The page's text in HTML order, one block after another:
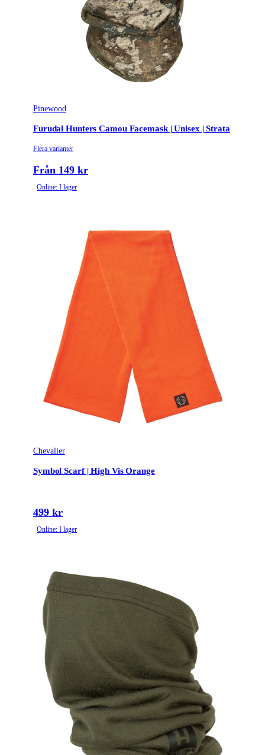
Pinewood
Furudal Hunters Camou Facemask | Unisex | Strata
Flera varianter
Från 149 kr
Online: I lager
Chevalier
Symbol Scarf | High Vis Orange
499 kr
Online: I lager